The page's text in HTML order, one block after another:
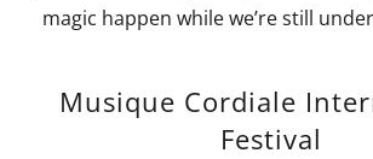
magic happen while we’re still
Musique Cordiale
Festival